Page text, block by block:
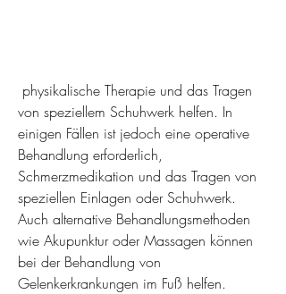
von speziellem Schuhwerk helfen. In
einigen Fällen ist jedoch eine operative
Behandlung erforderlich,
Schmerzmedikation und das Tragen von
speziellen Einlagen oder Schuhwerk.
Auch alternative Behandlungsmethoden
wie Akupunktur oder Massagen können
bei der Behandlung von
Gelenkerkrankungen im Fuß helfen.